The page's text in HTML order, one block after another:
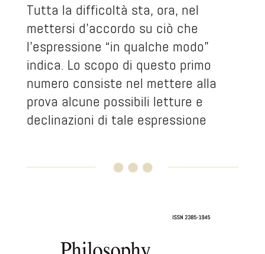
Tutta la difficoltà sta, ora, nel
mettersi d’accordo su ciò che
l’espressione “in qualche modo”
indica. Lo scopo di questo primo
numero consiste nel mettere alla
prova alcune possibili letture e
declinazioni di tale espressione